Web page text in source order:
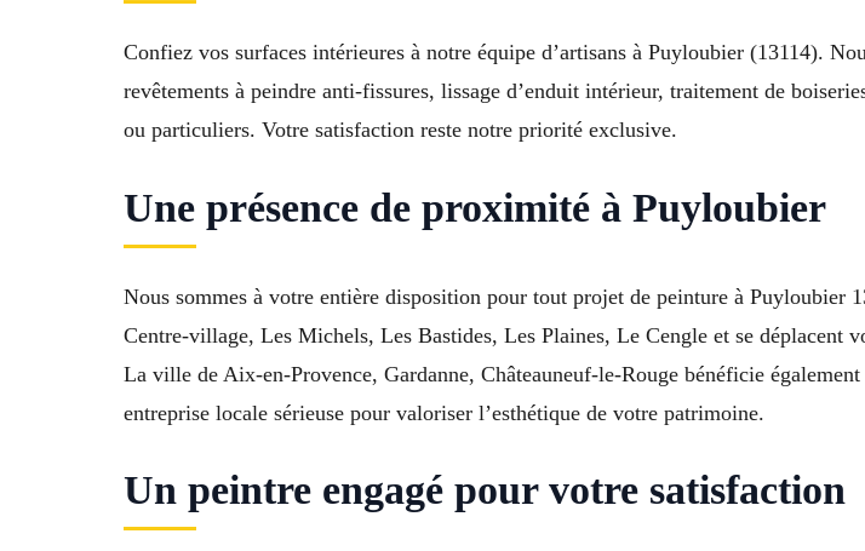
Confiez vos surfaces intérieures à notre équipe d’artisans à Puyloubier (13114).
revêtements à peindre anti-fissures, lissage d’enduit intérieur, traitement de
ou particuliers. Votre satisfaction reste notre priorité exclusive.
Une présence de proximité à Puyloubier
Nous sommes à votre entière disposition pour tout projet de peinture à Puyloubier
Centre-village, Les Michels, Les Bastides, Les Plaines, Le Cengle et se déplacent
La ville de Aix-en-Provence, Gardanne, Châteauneuf-le-Rouge bénéficie
entreprise locale sérieuse pour valoriser l’esthétique de votre patrimoine.
Un peintre engagé pour votre satisfaction